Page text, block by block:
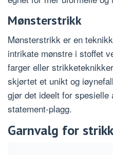
Mønsterstrikk
Mønsterstrikk er en
intrikate mønstre i stoffet
farger eller
skjørtet et unikt og
gjør det ideelt for spesielle
statement-plagg.
Garnvalg for